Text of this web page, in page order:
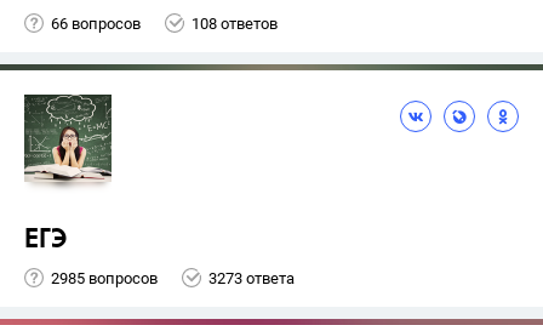
66 вопросов 108 ответов
ЕГЭ
2985 вопросов 3273 ответа